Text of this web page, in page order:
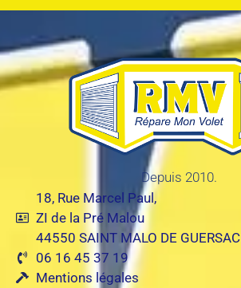
Depuis 2010.
18, Rue Marcel Paul,
ZI de la Pré Malou
44550 SAINT MALO DE GUERSAC
06 16 45 37 19
Mentions légales